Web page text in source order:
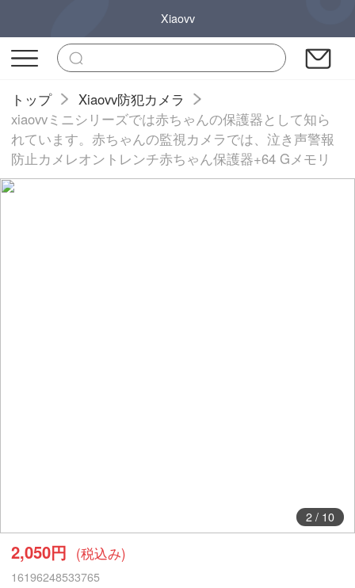
Xiaovv
トップ
Xiaovv防犯カメラ
xiaovvミニシリーズでは赤ちゃんの保護器として知ら
れています。赤ちゃんの監視カメラでは、泣き声警報
防止カメレオントレンチ赤ちゃん保護器+64 Gメモリ
2/ 10
2,050円 (税込み)
16196248533765